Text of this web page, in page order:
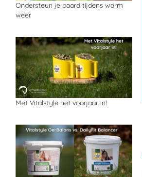
Ondersteun je paard tijdens warm
weer
Met Vitalstyle het voorjaar in!